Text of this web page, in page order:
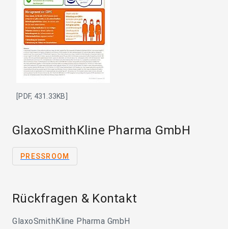
[PDF, 431.33KB]
GlaxoSmithKline Pharma GmbH
PRESSROOM
Rückfragen & Kontakt
GlaxoSmithKline Pharma GmbH